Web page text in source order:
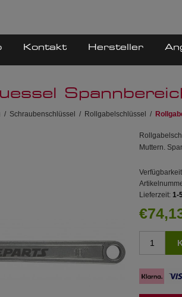
Kontakt Hersteller
/ Schraubenschlüssel / Rollgabelschlüssel /
Muttern.
Lieferzeit: 1-